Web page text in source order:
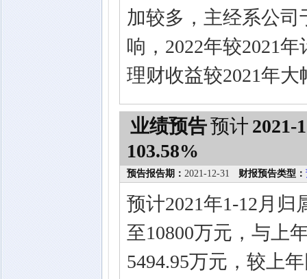
加较多，主经系公司
响，2022年较2021
理财收益较2021年大
业绩预告预计 2021-
103.58%
预告报告期： 2021-12-31 财报预告类型：
预计2021年1-12月
至10800万元，与上
5494.95万元，较上